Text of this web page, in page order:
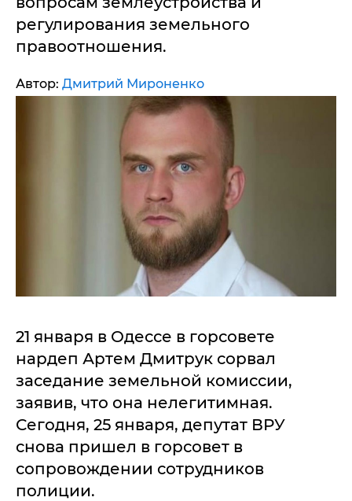
регулирования земельного
правоотношения.
Автор: Дмитрий Мироненко
21 января в Одессе в горсовете
нардеп Артем Дмитрук сорвал
заседание земельной комиссии,
заявив, что она нелегитимная.
Сегодня, 25 января, депутат ВРУ
снова пришел в горсовет в
сопровождении сотрудников
полиции.